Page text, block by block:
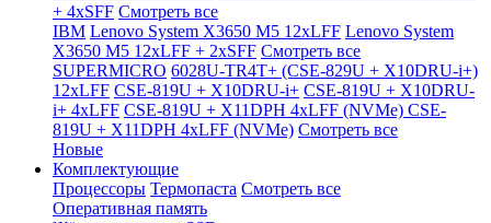
+ 4xSFF Смотреть все
IBM Lenovo System X3650 M5 12xLFF Lenovo System
X3650 M5 12xLFF + 2xSFF Смотреть все
SUPERMICRO 6028U-TR4T+ (CSE-829U + X10DRU-i+)
12xLFF CSE-819U + X10DRU-i+ CSE-819U + X10DRU-
i+ 4xLFF CSE-819U + X11DPH 4xLFF (NVMe) CSE-
819U + X11DPH 4xLFF (NVMe) Смотреть все
Новые
Комплектующие
Процессоры Термопаста Смотреть все
Оперативная память